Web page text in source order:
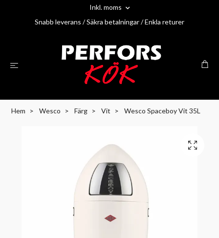
Inkl. moms
Snabb leverans / Säkra betalningar / Enkla returer
Hem Wesco Färg Vit Wesco Spaceboy Vit 35L